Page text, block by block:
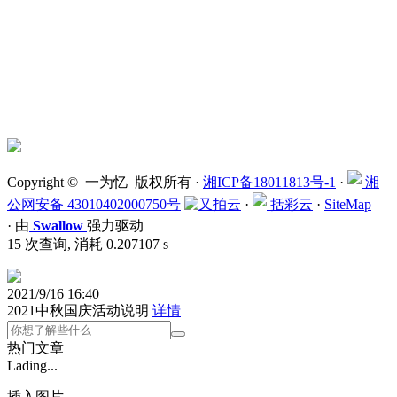
Copyright © 一为忆 版权所有 · 湘ICP备18011813号-1 ·
湘
公网安备 43010402000750号
· 括彩云 · SiteMap
· 由 Swallow 强力驱动
15 次查询, 消耗 0.207107 s
2021/9/16 16:40
2021中秋国庆活动说明 详情
热门文章
Lading...